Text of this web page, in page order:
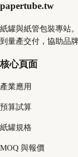
papertube.tw
紙罐與紙管包裝專站
到量產交付，協助品
核心頁面
產業應用
預算試算
紙罐規格
MOQ 與報價